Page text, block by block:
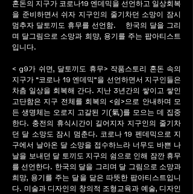
혼돈의 지구가 코로나19 엔데믹을 선언하고 일상회복
을 준비하면서 쉬자 지구인의 줄기차던 소망이 잠시
멈추자 달토끼도 휴무를 선언함. 한국의 달을 그리
며 달그림으로 소망과 희먕, 용기를 주는 팝아티스트
입니다.
< g9가 쉬면, 달토끼도 휴무> 작품스토리 혼돈 속의
지구가 “코로나 19 엔데믹”을 선언하면서 지구인들은
차츰 일상을 회복해 간다. 지난 3년간의 쌓이고 쌓인
고단함은 지구 전체를 회복의 <쉼>으로 안내하며 모
든 생명체는 오로지 고갈된 기(氣)를 모으는 데 집중
한다. 충전의 휴식시간이 길어지자 지구인의 줄기차
던 달 소망도 잠시 멈춘다. 코로나 19 펜데믹으로 지
구에서 날아온 달 소망을 접수하느라 너무도 바쁜 나
날을 보내던 달 토끼도 지구의 쉼으로 인해 잠깐 휴무
를 선언한다. 한국의 달을 그리며 달 그림으로 소망과
희망, 용기를 주는 달을 닮은 따뜻한 팝아티스트입니
다. 미술과 디자인의 창의적 조형교육과 예술, 디자인